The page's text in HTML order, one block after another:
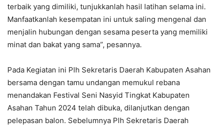
terbaik yang dimiliki, tunjukkanlah hasil latihan selama ini.
Manfaatkanlah kesempatan ini untuk saling mengenal dan
menjalin hubungan dengan sesama peserta yang memiliki
minat dan bakat yang sama”, pesannya.
Pada Kegiatan ini Plh Sekretaris Daerah Kabupaten Asahan
bersama dengan tamu undangan memukul rebana
menandakan Festival Seni Nasyid Tingkat Kabupaten
Asahan Tahun 2024 telah dibuka, dilanjutkan dengan
pelepasan balon. Sebelumnya Plh Sekretaris Daerah